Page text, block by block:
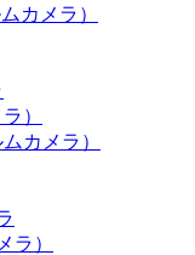
カメラ）
）
カメラ）
ラ）